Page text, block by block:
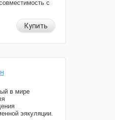
с
Купить
в мире
эякуляции.